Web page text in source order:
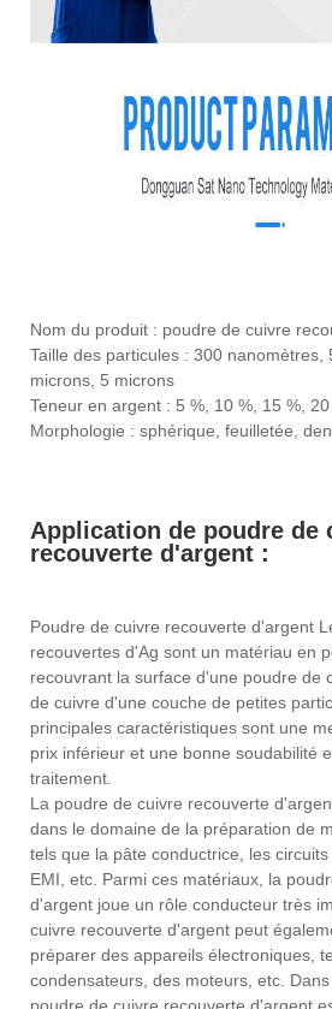
Nom du produit : poudre de cuivre
Taille des particules : 300 nanomètres,
microns, 5 microns
Teneur en argent : 5 %, 10 %, 15 %,
Morphologie : sphérique, feuilletée,
Application de poudre de
recouverte d'argent :
Poudre de cuivre recouverte d'argent
recouvertes d'Ag sont un matériau en
recouvrant la surface d'une poudre de
de cuivre d'une couche de petites
principales caractéristiques sont une
prix inférieur et une bonne soudabilité
traitement.
La poudre de cuivre recouverte
dans le domaine de la préparation de
tels que la pâte conductrice, les
EMI, etc. Parmi ces matériaux, la
d'argent joue un rôle conducteur très
cuivre recouverte d'argent peut
préparer des appareils électroniques,
condensateurs, des moteurs, etc.